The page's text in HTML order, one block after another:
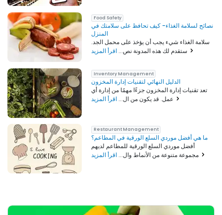
Food Safety
نصائح لسلامة الغذاء- كيف تحافظ على سلامتك في
المنزل
سلامة الغذاء شيء يجب أن يؤخذ على محمل الجد.
ستقدم لك هذه المدونة نص...
Inventory Management
الدليل النهائي لتقنيات إدارة المخزون
تعد تقنيات إدارة المخزون جزءًا مهمًا من إدارة أي
عمل. قد يكون من ال...
Restaurant Management
ما هي أفضل موردي السلع الورقية في المطاعم؟
أفضل موردي السلع الورقية للمطاعم لديهم
مجموعة متنوعة من الأنماط وال...